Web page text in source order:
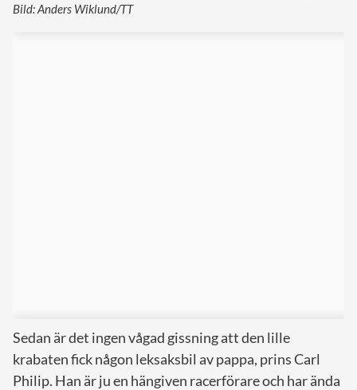
Bild: Anders Wiklund/TT
Sedan är det ingen vågad gissning att den lille
krabaten fick någon leksaksbil av pappa, prins Carl
Philip. Han är ju en hängiven racerförare och har ända